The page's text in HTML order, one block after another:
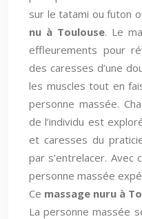
sur le tatami ou futon
nu à Toulouse. Le
effleurements pour
des caresses d’une
les muscles tout en
personne massée.
de l’individu est
et caresses du
par s’entrelacer. Avec
personne massée
Ce massage nuru à
La personne massée